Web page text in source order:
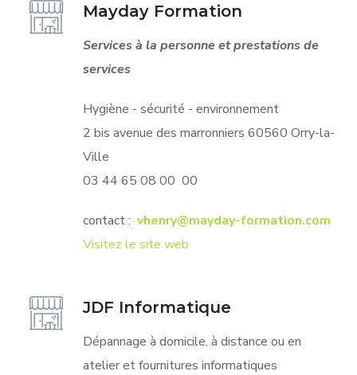
Mayday Formation
Services à la personne et prestations de
services
Hygiène - sécurité - environnement
2 bis avenue des marronniers 60560 Orry-la-
Ville
03 44 65 08 00 00
contact :vhenry@mayday-formation.com
Visitez le site web
JDF Informatique
Dépannage à domicile, à distance ou en
atelier et fournitures informatiques